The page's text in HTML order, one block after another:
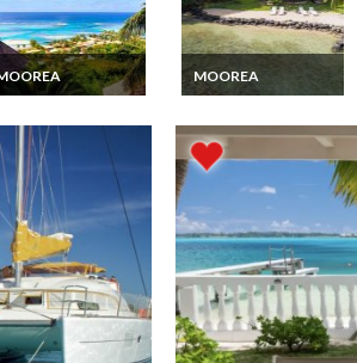
Villa
vue sur le
lagon dans une
propriété fermée
MOOREA
Location Villa
sur le lagon